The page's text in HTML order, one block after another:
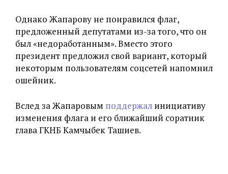
Однако Жапарову не понравился флаг,
предложенный депутатами из-за того, что он
был «недоработанным». Вместо этого
президент предложил свой вариант, который
некоторым пользователям соцсетей напомнил
ошейник.
Вслед за Жапаровым поддержал инициативу
изменения флага и его ближайший соратник
глава ГКНБ Камчыбек Ташиев.